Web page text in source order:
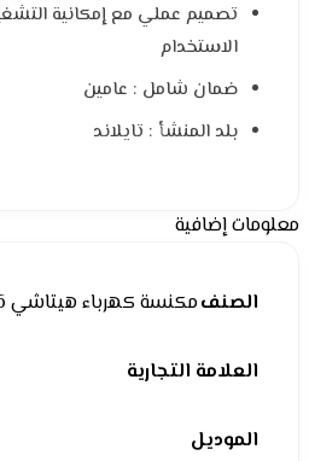
تصميم عملي مع إمكانية
الاستخدام
ضمان شامل : عامين
بلد المنشأ : تايلاند
معلومات إضافية
الصنفمكنسة كهرباء هيتاشي 6 لتر – 1800 وات – أحمر
العلامة التجارية
الموديل